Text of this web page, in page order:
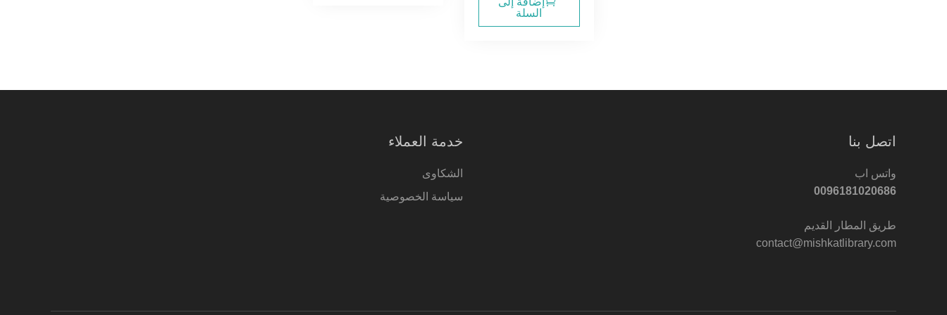
السلة
اتصل بنا
واتس اب
0096181020686
طريق المطار القديم
contact@mishkatlibrary.com
خدمة العملاء
الشكاوى
سياسة الخصوصية